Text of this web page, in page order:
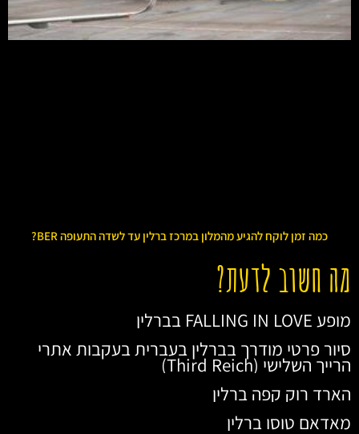
כמה זמן לוקח להגיע מהמלון במרכז ברלין עד לשדה התעופה BER?
מה חשוב לדעת?
מופע FALLING IN LOVE בברלין
סיור פרטי מודרך בברלין בעברית בעקבות אתרי
הרייך השלישי (Third Reich)
הארד רוק קפה ברלין
מאדאם טוסו ברלין